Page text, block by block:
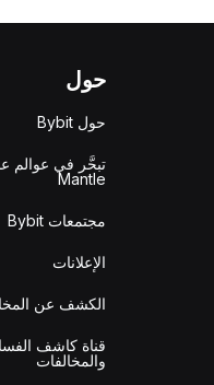
حول
حول Bybit
تبحَّر في عوالم
Mantle
مجتمعات Bybit
الإعلانات
الكشف عن
قناة كاشف
والمخالفات